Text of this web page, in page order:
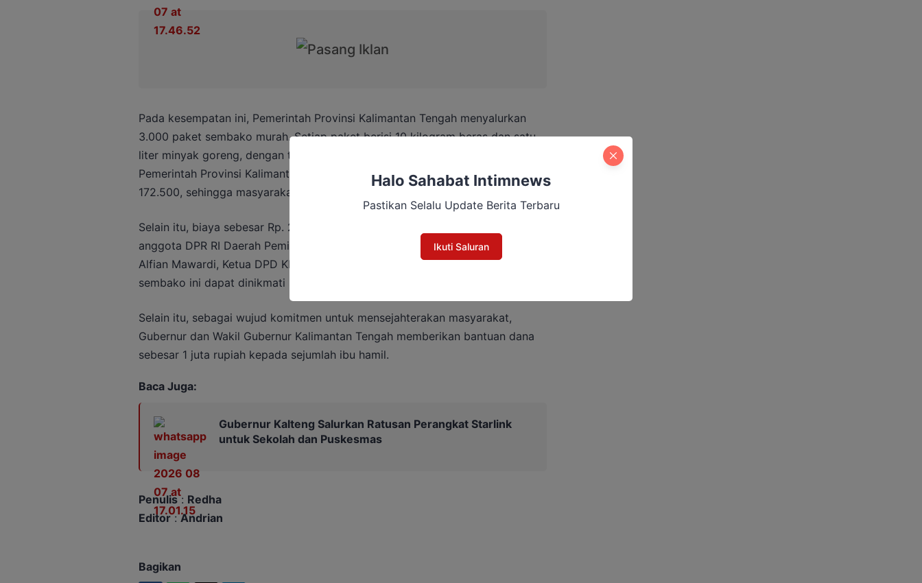
Pada kesempatan ini, Pemerintah Provinsi Kalimantan Tengah menyalurkan
3.000 paket sembako murah. Setiap paket berisi 10 kilogram beras dan satu
liter minyak goreng, dengan total nilai Rp. 192.500. Dari jumlah tersebut,
Pemerintah Provinsi Kalimantan Tengah memberikan subsidi sebesar Rp.
172.500, sehingga masyarakat cukup membayar Rp. 20.000.
Selain itu, biaya sebesar Rp. 20.000 ditanggung oleh H. Agustiar Sabran,
anggota DPR RI Daerah Pemilihan Kalimantan Tengah, bekerja sama dengan
Alfian Mawardi, Ketua DPD KNPI Provinsi Kalimantan Tengah, sehingga paket
sembako ini dapat dinikmati secara cuma-cuma.
Selain itu, sebagai wujud komitmen untuk mensejahterakan masyarakat,
Gubernur dan Wakil Gubernur Kalimantan Tengah memberikan bantuan dana
sebesar 1 juta rupiah kepada sejumlah ibu hamil.
Baca Juga:
Gubernur Kalteng Salurkan Ratusan Perangkat Starlink
untuk Sekolah dan Puskesmas
Penulis: Redha
Editor:Andrian
Bagikan
Halo Sahabat Intimnews
Pastikan Selalu Update Berita Terbaru
Ikuti Saluran